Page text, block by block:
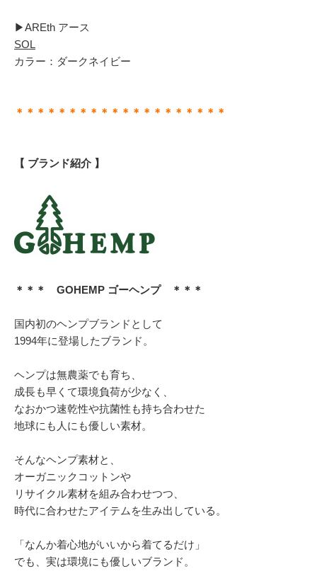
▶︎AREth アース
SOL
カラー：ダークネイビー
＊＊＊＊＊＊＊＊＊＊＊＊＊＊＊＊＊＊＊＊
【 ブランド紹介 】
＊＊＊ GOHEMP ゴーヘンプ ＊＊＊
国内初のヘンプブランドとして
1994年に登場したブランド。
ヘンプは無農薬でも育ち、
成長も早くて環境負荷が少なく、
なおかつ速乾性や抗菌性も持ち合わせた
地球にも人にも優しい素材。
そんなヘンプ素材と、
オーガニックコットンや
リサイクル素材を組み合わせつつ、
時代に合わせたアイテムを生み出している。
「なんか着心地がいいから着てるだけ」
でも、実は環境にも優しいブランド。